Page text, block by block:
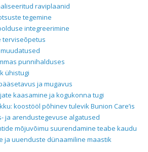
raviplaanid
tegemine
integreerimine
terviseõpetus
muudatused
punnihalduses
ühistugi
ja mugavus
kaasamine ja kogukonna tugi
koostööl põhinev tulevik Bunion Care’is
ja arendustegevuse algatused
mõjuvõimu suurendamine teabe kaudu
ja uuenduste dünaamiline maastik